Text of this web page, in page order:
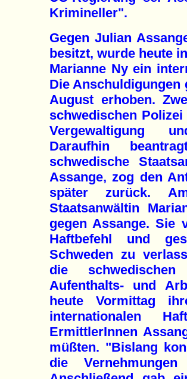
Krimineller".
Gegen Julian
besitzt, wurde heute
Marianne Ny ein
Die Anschuldigungen
August erhoben.
schwedischen
Vergewaltigung
Daraufhin
schwedische
Assange, zog den
später zurück.
Staatsanwältin
gegen Assange. Sie
Haftbefehl und
Schweden zu
die
Aufenthalts- und
heute Vormittag
internationalen
ErmittlerInnen
müßten. "Bislang
die